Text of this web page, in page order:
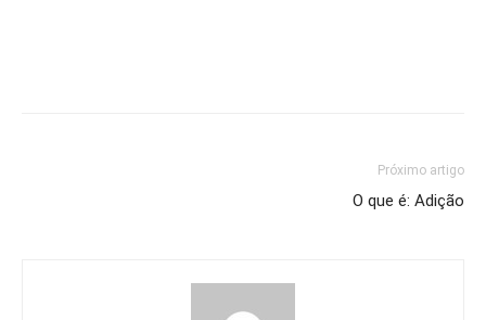
Próximo artigo
O que é: Adição